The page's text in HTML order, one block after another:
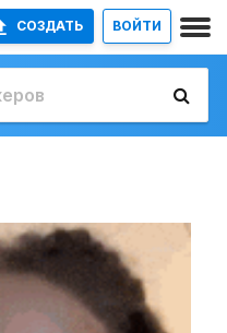
СОЗДАТЬ ВОЙТИ